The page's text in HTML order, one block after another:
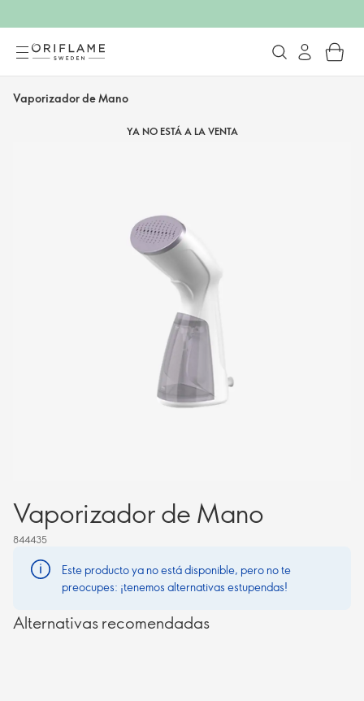
Vaporizador de Mano
YA NO ESTÁ A LA VENTA
Vaporizador de Mano
844435
Este producto ya no está disponible, pero no te
preocupes: ¡tenemos alternativas estupendas!
Alternativas recomendadas